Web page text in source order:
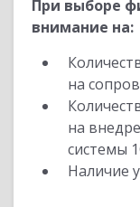
При выборе
внимание на:
на
на
системы
Наличие